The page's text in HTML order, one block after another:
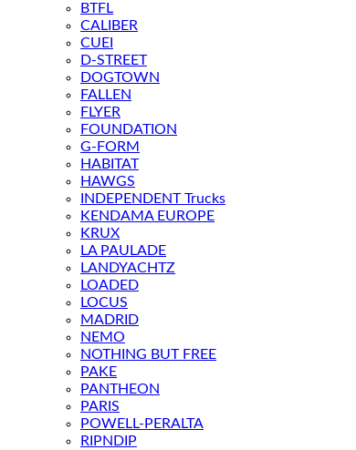
BTFL
CALIBER
CUEI
D-STREET
DOGTOWN
FALLEN
FLYER
FOUNDATION
G-FORM
HABITAT
HAWGS
INDEPENDENT Trucks
KENDAMA EUROPE
KRUX
LA PAULADE
LANDYACHTZ
LOADED
LOCUS
MADRID
NEMO
NOTHING BUT FREE
PAKE
PANTHEON
PARIS
POWELL-PERALTA
RIPNDIP